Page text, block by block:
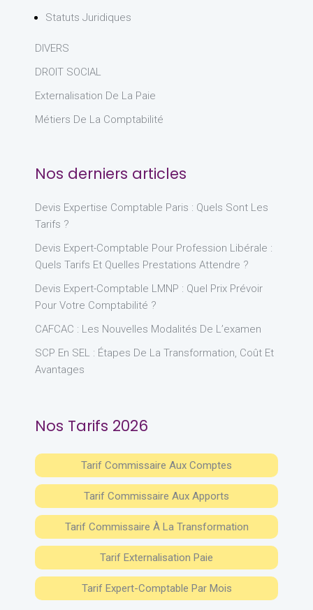
Statuts Juridiques
DIVERS
DROIT SOCIAL
Externalisation De La Paie
Métiers De La Comptabilité
Nos derniers articles
Devis Expertise Comptable Paris : Quels Sont Les
Tarifs ?
Devis Expert-Comptable Pour Profession Libérale :
Quels Tarifs Et Quelles Prestations Attendre ?
Devis Expert-Comptable LMNP : Quel Prix Prévoir
Pour Votre Comptabilité ?
CAFCAC : Les Nouvelles Modalités De L’examen
SCP En SEL : Étapes De La Transformation, Coût Et
Avantages
Nos Tarifs 2026
Tarif Commissaire Aux Comptes
Tarif Commissaire Aux Apports
Tarif Commissaire À La Transformation
Tarif Externalisation Paie
Tarif Expert-Comptable Par Mois